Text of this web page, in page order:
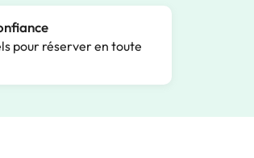
pour réserver en toute